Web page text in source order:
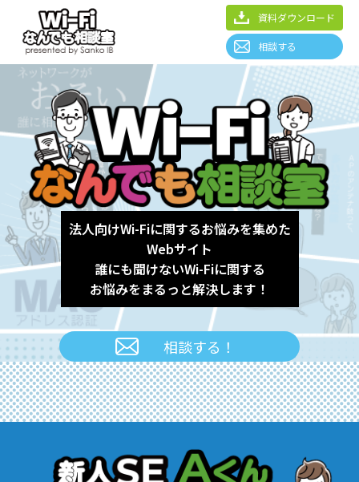
資料ダウンロード
相談する
法人向けWi-Fiに関するお悩みを集めた
Webサイト
誰にも聞けないWi-Fiに関する
お悩みをまるっと解決します！
相談する！